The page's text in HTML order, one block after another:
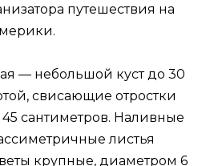
путешествия на
— небольшой куст до 30
свисающие отростки
сантиметров. Наливные
листья
крупные, диаметром 6